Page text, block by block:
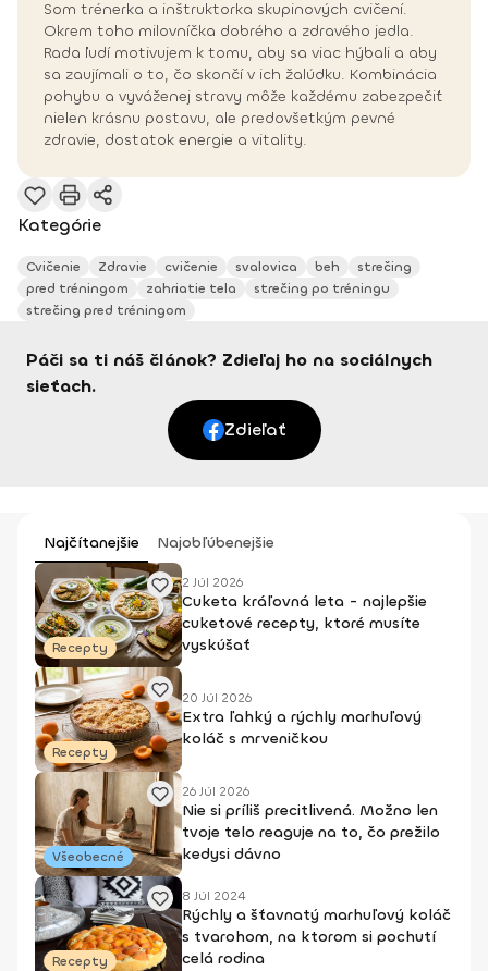
Som trénerka a inštruktorka skupinových cvičení.
Okrem toho milovníčka dobrého a zdravého jedla.
Rada ľudí motivujem k tomu, aby sa viac hýbali a aby
sa zaujímali o to, čo skončí v ich žalúdku. Kombinácia
pohybu a vyváženej stravy môže každému zabezpečiť
nielen krásnu postavu, ale predovšetkým pevné
zdravie, dostatok energie a vitality.
Kategórie
Cvičenie Zdravie cvičenie svalovica beh
strečing
pred tréningom
zahriatie tela
strečing po tréningu
strečing pred tréningom
Páči sa ti náš článok? Zdieľaj ho na sociálnych
sieťach.
Zdieľať
Najčítanejšie Najobľúbenejšie
Recepty
2 Júl 2026
Cuketa kráľovná leta - najlepšie
cuketové recepty, ktoré musíte
vyskúšať
Recepty
20 Júl 2026
Extra ľahký a rýchly marhuľový
koláč s mrveničkou
Všeobecné
26 Júl 2026
Nie si príliš precitlivená. Možno len
tvoje telo reaguje na to, čo prežilo
kedysi dávno
Recepty
8 Júl 2024
Rýchly a šťavnatý marhuľový koláč
s tvarohom, na ktorom si pochutí
celá rodina